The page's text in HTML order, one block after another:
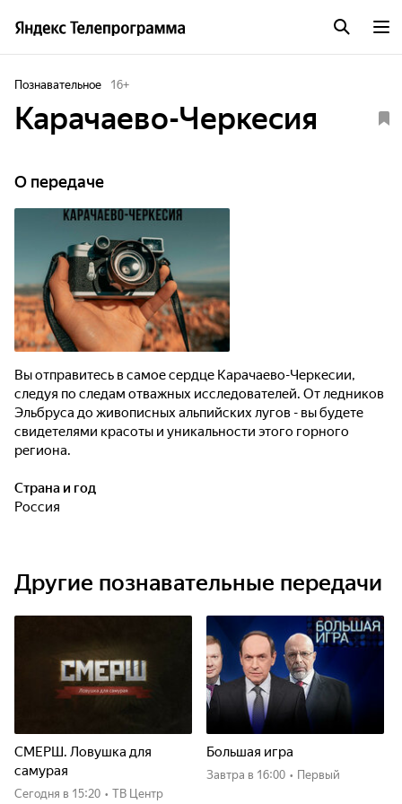
Познавательное 16+
Карачаево-Черкесия
О передаче
Вы отправитесь в самое сердце Карачаево-Черкесии,
следуя по следам отважных исследователей. От ледников
Эльбруса до живописных альпийских лугов - вы будете
свидетелями красоты и уникальности этого горного
региона.
Страна и год
Россия
Другие познавательные передачи
СМЕРШ. Ловушка для
самурая
Сегодня в 15:20 • ТВ Центр
Большая игра
Завтра в 16:00 • Первый